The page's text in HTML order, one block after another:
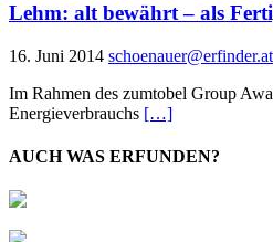
Lehm: alt bewährt – als
16. Juni 2014 schoenauer@erfinder.at
Im Rahmen des zumtobel Group
Energieverbrauchs […]
AUCH WAS ERFUNDEN?